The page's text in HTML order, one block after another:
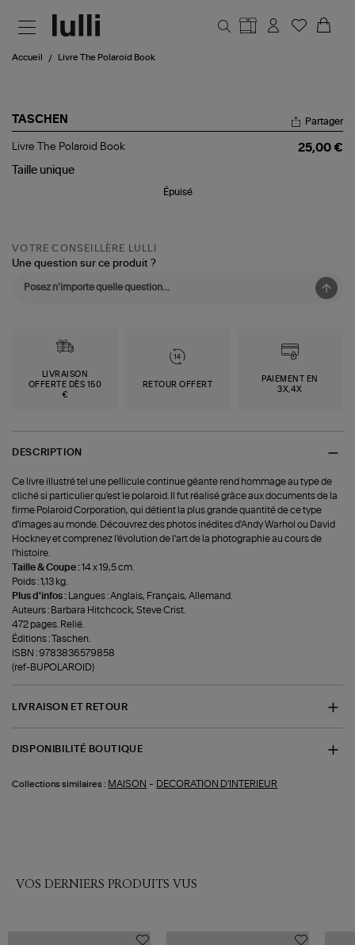
Accueil Livre The Polaroid Book
TASCHEN
Livre
Polaroid
Partager
Livre The Polaroid Book
25,00 €
Taille unique
Épuisé
VOTRE CONSEILLÈRE LULLI
Une question sur ce produit ?
LIVRAISON
OFFERTE DÈS 150
€
RETOUR OFFERT
PAIEMENT EN
3X,4X
DESCRIPTION
Ce livre illustré tel une pellicule continue géante rend hommage au type de
cliché si particulier qu'est le polaroid. Il fut réalisé grâce aux documents de la
firme Polaroid Corporation, qui détient la plus grande quantité de ce type
d'images au monde. Découvrez des photos inédites d'Andy Warhol ou David
Hockney et comprenez l'évolution de l'art de la photographie au cours de
l'histoire.
Taille & Coupe :14 x 19,5 cm.
Poids : 1,13 kg.
Plus d'infos :
Langues : Anglais, Français, Allemand.
Auteurs : Barbara Hitchcock, Steve Crist.
472 pages. Relié.
Éditions : Taschen.
ISBN : 9783836579858
(ref-BUPOLAROID)
LIVRAISON ET RETOUR
DISPONIBILITÉ BOUTIQUE
Collections similaires : MAISON - DECORATION D'INTERIEUR
VOS DERNIERS PRODUITS VUS